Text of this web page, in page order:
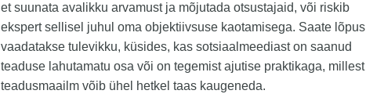
et suunata avalikku arvamust ja mõjutada otsustajaid, või riskib
ekspert sellisel juhul oma objektiivsuse kaotamisega. Saate lõpus
vaadatakse tulevikku, küsides, kas sotsiaalmeediast on saanud
teaduse lahutamatu osa või on tegemist ajutise praktikaga, millest
teadusmaailm võib ühel hetkel taas kaugeneda.